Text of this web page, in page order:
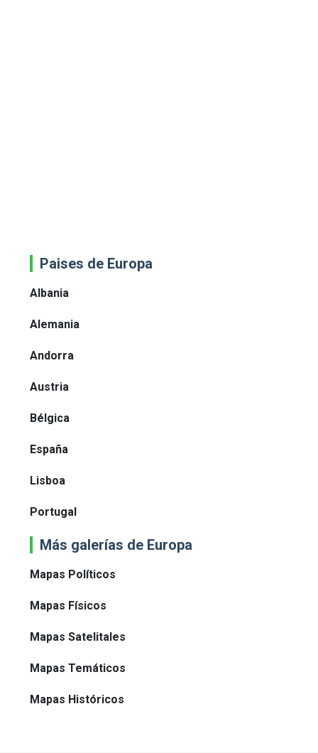
Paises de Europa
Albania
Alemania
Andorra
Austria
Bélgica
España
Lisboa
Portugal
Más galerías de Europa
Mapas Políticos
Mapas Físicos
Mapas Satelitales
Mapas Temáticos
Mapas Históricos